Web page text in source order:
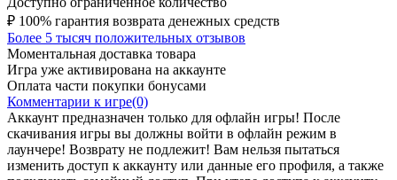
₽ 100% гарантия возврата денежных средств
Более 5 тысяч положительных отзывов
Моментальная доставка товара
Игра уже активирована на аккаунте
Оплата части покупки бонусами
Комментарии к игре(0)
Аккаунт предназначен только для офлайн игры! После
скачивания игры вы должны войти в офлайн режим в
лаунчере! Возврату не подлежит! Вам нельзя пытаться
изменить доступ к аккаунту или данные его профиля, а также